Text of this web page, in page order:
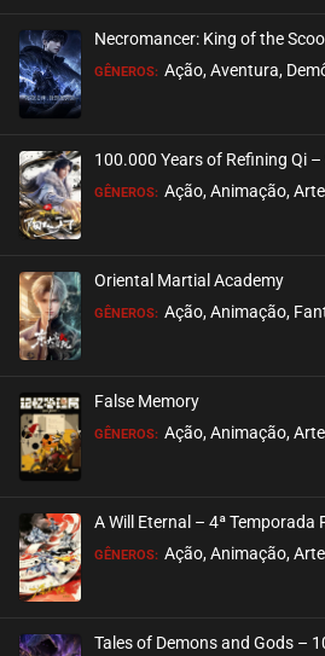
EPISÓDIO 01
setembro 17, 2020
Necromancer: King of the
GÊNEROS: Ação, Aventura,
100.000 Years of Refining Qi –
GÊNEROS: Ação, Animação,
Oriental Martial Academy
GÊNEROS: Ação, Animação,
False Memory
GÊNEROS: Ação, Animação,
A Will Eternal – 4ª Temporada
GÊNEROS: Ação, Animação,
Tales of Demons and Gods –